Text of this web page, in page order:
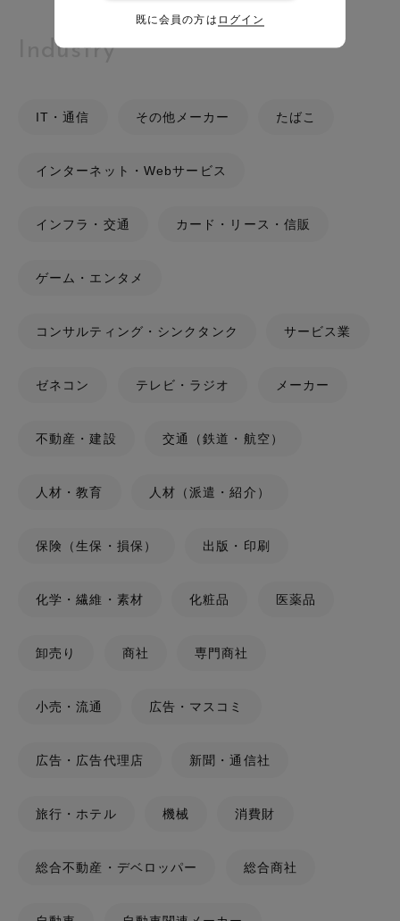
Industry
IT・通信 その他メーカー たばこ
インターネット・Webサービス
インフラ・交通 カード・リース・信販
ゲーム・エンタメ
コンサルティング・シンクタンク サービス業
ゼネコン テレビ・ラジオ メーカー
不動産・建設 交通（鉄道・航空）
人材・教育 人材（派遣・紹介）
保険（生保・損保） 出版・印刷
化学・繊維・素材 化粧品 医薬品
卸売り 商社 専門商社
小売・流通 広告・マスコミ
広告・広告代理店 新聞・通信社
旅行・ホテル 機械 消費財
総合不動産・デベロッパー 総合商社
既に会員の方は ログイン